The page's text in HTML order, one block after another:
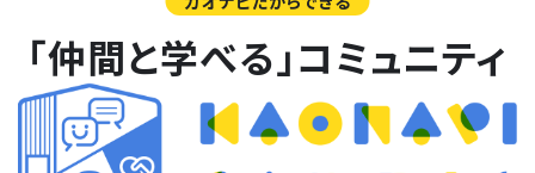
「仲間と学べる」コミュニティ